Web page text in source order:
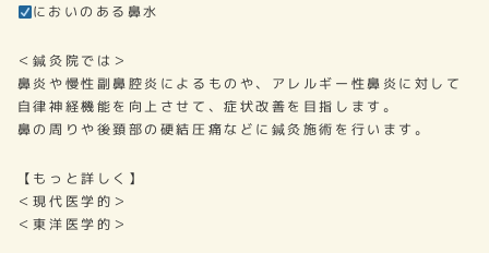
においのある鼻水
＜鍼灸院では＞
鼻炎や慢性副鼻腔炎によるものや、アレルギー性鼻炎に対して
自律神経機能を向上させて、症状改善を目指します。
鼻の周りや後頚部の硬結圧痛などに鍼灸施術を行います。
【もっと詳しく】
＜現代医学的＞
＜東洋医学的＞